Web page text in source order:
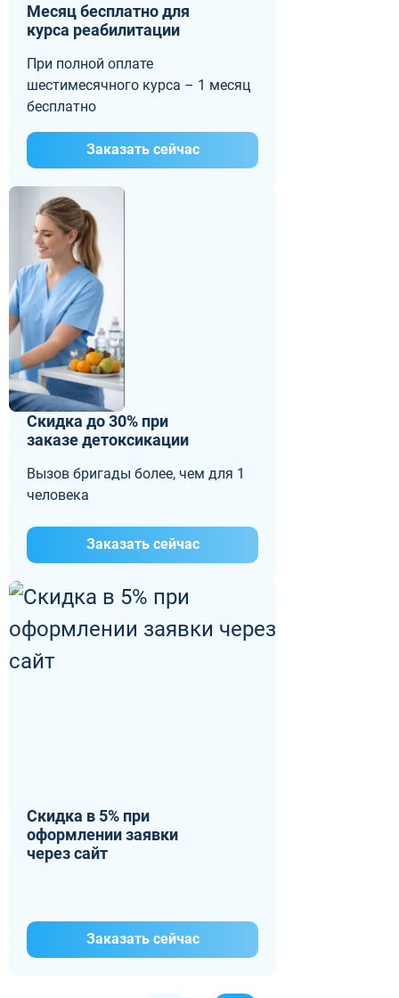
Месяц бесплатно для
курса реабилитации
При полной оплате
шестимесячного курса – 1 месяц
бесплатно
Заказать сейчас
Скидка до 30% при
заказе детоксикации
Вызов бригады более, чем для 1
человека
Заказать сейчас
Скидка в 5% при
оформлении заявки
через сайт
Заказать сейчас